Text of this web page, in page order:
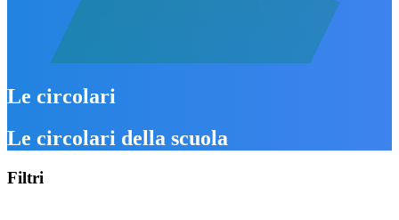
Le circolari
Le circolari della scuola
Filtri